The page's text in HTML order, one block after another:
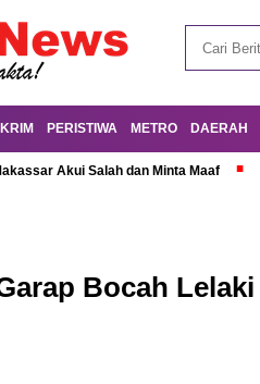
PERISTIWA METRO DAERAH
Akui Salah dan Minta Maaf
Bocah Lelaki